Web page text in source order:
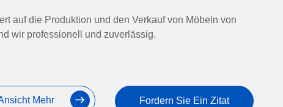
auf die Produktion und den Verkauf von Möbeln von
wir professionell und zuverlässig.
Mehr Fordern Sie Ein Zitat